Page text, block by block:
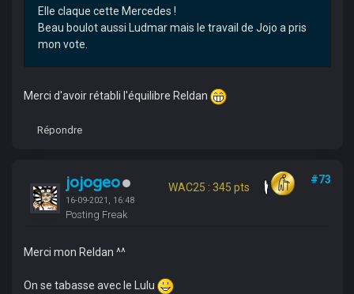
Elle claque cette Mercedes !
Beau boulot aussi Ludmar mais le travail de Jojo a pris
mon vote.
Merci d'avoir rétabli l'équilibre Reldan
Répondre
jojogeo
16-09-2021, 16:48
Posting Freak
WAC25 : 345 pts
#73
Merci mon Reldan ^^
On se tabasse avec le Lulu